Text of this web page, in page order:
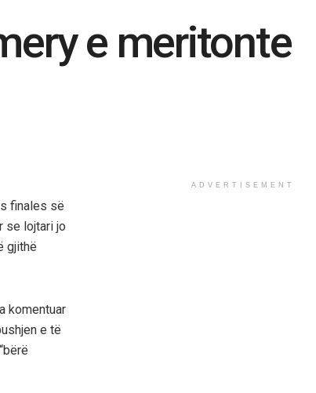
e meritonte
finales së
se lojtari jo
gjithë
komentuar
e të
ADVERTISEMENT